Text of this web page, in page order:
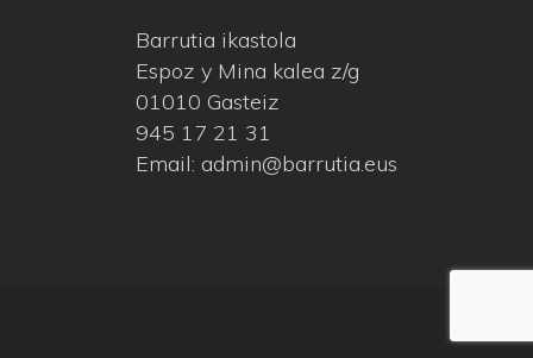
Barrutia ikastola
Espoz y Mina kalea z/g
01010 Gasteiz
945 17 21 31
Email: admin@barrutia.eus